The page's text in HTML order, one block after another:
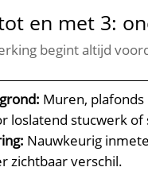
en met 3:
begint altijd
Muren,
loslatend stucwerk of
Nauwkeurig
zichtbaar verschil.​